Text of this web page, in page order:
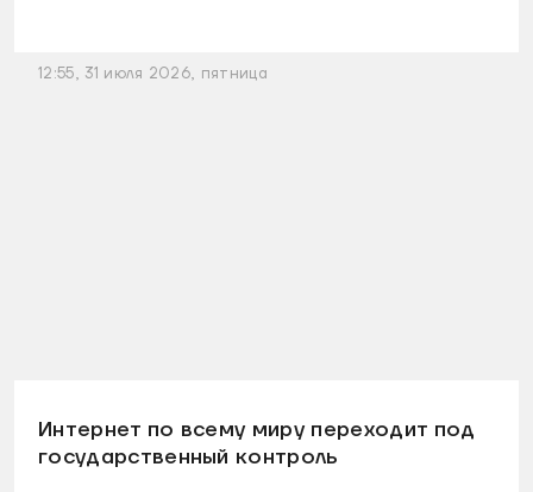
12:55, 31 июля 2026, пятница
Интернет по всему миру переходит под
государственный контроль